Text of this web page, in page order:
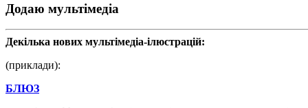
Додаю мультімедіа
Декілька нових мультімедіа-ілюстрацій:
(приклади):
БЛЮЗ